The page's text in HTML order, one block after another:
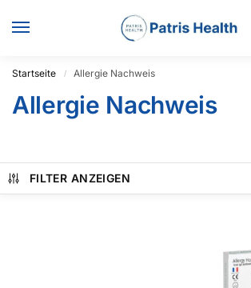
Startseite / Allergie Nachweis
Allergie Nachweis
FILTER ANZEIGEN